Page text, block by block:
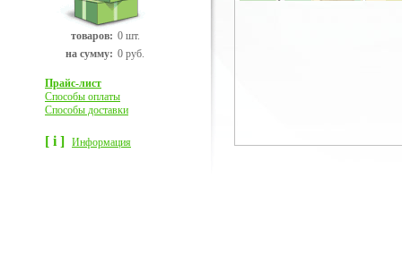
товаров: 0 шт.
на сумму: 0 руб.
Прайс-лист
Способы оплаты
Способы доставки
[ i ] Информация